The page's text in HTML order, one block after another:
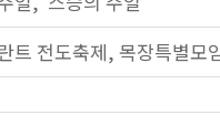
트 전도축제, 목장특별모